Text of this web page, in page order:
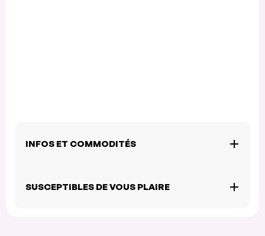
INFOS ET COMMODITÉS
SUSCEPTIBLES DE VOUS PLAIRE